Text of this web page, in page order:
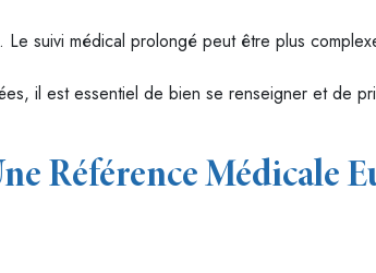
Le suivi médical prolongé peut être plus
il est essentiel de bien se renseigner et de
Référence Médicale